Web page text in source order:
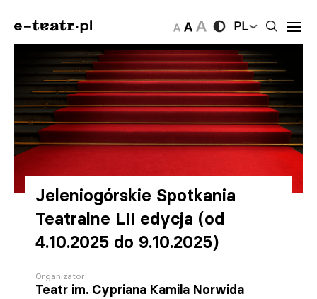
PL
Jeleniogórskie Spotkania
Teatralne LII edycja (od
4.10.2025 do 9.10.2025)
Organizator
Teatr im. Cypriana Kamila Norwida